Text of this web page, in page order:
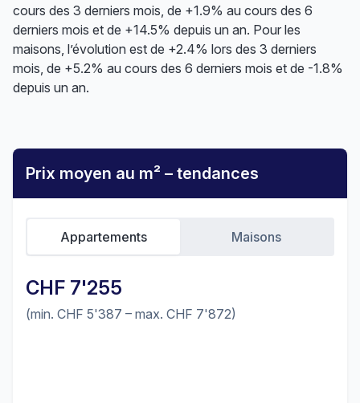
cours des 3 derniers mois, de +1.9% au cours des 6
derniers mois et de +14.5% depuis un an. Pour les
maisons, l’évolution est de +2.4% lors des 3 derniers
mois, de +5.2% au cours des 6 derniers mois et de -1.8%
depuis un an.
Prix moyen au m² – tendances
CHF 7'255
(min. CHF 5'387 – max. CHF 7'872)
Appartements Maisons